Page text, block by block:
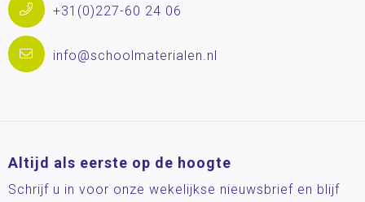
+31(0)227-60 24 06
info@schoolmaterialen.nl
Altijd als eerste op de hoogte
Schrijf u in voor onze wekelijkse nieuwsbrief en blijf